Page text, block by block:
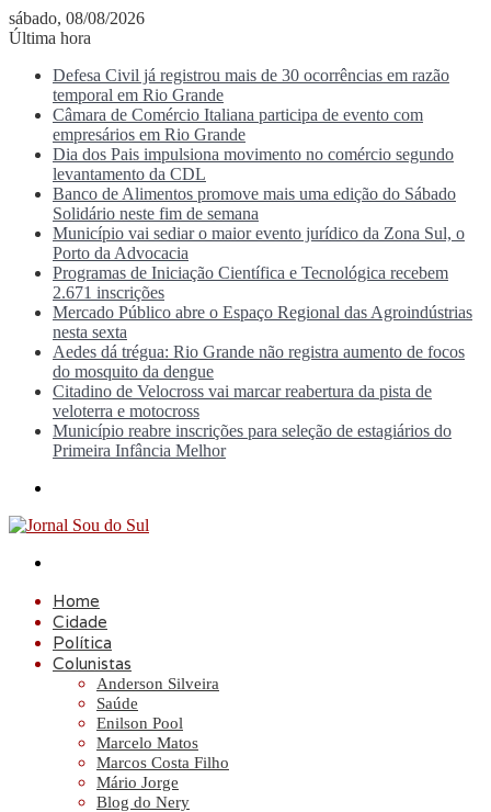
sábado, 08/08/2026
Última hora
Defesa Civil já registrou mais de 30 ocorrências em razão
temporal em Rio Grande
Câmara de Comércio Italiana participa de evento com
empresários em Rio Grande
Dia dos Pais impulsiona movimento no comércio segundo
levantamento da CDL
Banco de Alimentos promove mais uma edição do Sábado
Solidário neste fim de semana
Município vai sediar o maior evento jurídico da Zona Sul, o
Porto da Advocacia
Programas de Iniciação Científica e Tecnológica recebem
2.671 inscrições
Mercado Público abre o Espaço Regional das Agroindústrias
nesta sexta
Aedes dá trégua: Rio Grande não registra aumento de focos
do mosquito da dengue
Citadino de Velocross vai marcar reabertura da pista de
veloterra e motocross
Município reabre inscrições para seleção de estagiários do
Primeira Infância Melhor
Home
Cidade
Política
Colunistas
Anderson Silveira
Saúde
Enilson Pool
Marcelo Matos
Marcos Costa Filho
Mário Jorge
Blog do Nery